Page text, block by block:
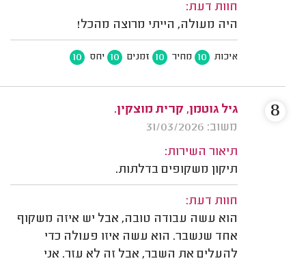
חוות דעת:
היה מעולה, הייתי מרוצה מהכל!
איכות 10 מחיר 10 זמנים 10 יחס 10
גיל גוטמן, קרית מוצקין.
משוב: 31/03/2026
תיאור השירות:
תיקון משקופים בדלתות.
חוות דעת:
הוא עשה עבודה טובה, אבל יש איזה משקוף
אחד שנשבר. הוא עשה איזו פעולה כדי
להעלים את השבר, אבל זה לא עזר. אני
8